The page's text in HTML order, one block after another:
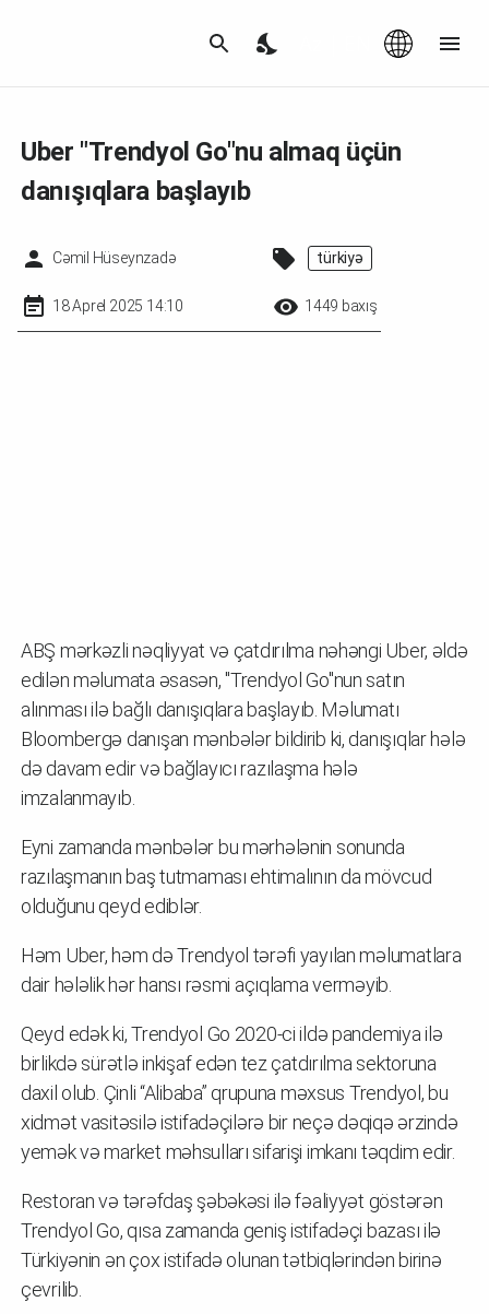
Uber "Trendyol Go"nu almaq üçün
danışıqlara başlayıb
Cəmil Hüseynzadə türkiyə
18 Aprel 2025 14:10 1449 baxış
ABŞ mərkəzli nəqliyyat və çatdırılma nəhəngi Uber, əldə
edilən məlumata əsasən, "Trendyol Go"nun satın
alınması ilə bağlı danışıqlara başlayıb. Məlumatı
Bloombergə danışan mənbələr bildirib ki, danışıqlar hələ
də davam edir və bağlayıcı razılaşma hələ
imzalanmayıb.
Eyni zamanda mənbələr bu mərhələnin sonunda
razılaşmanın baş tutmaması ehtimalının da mövcud
olduğunu qeyd ediblər.
Həm Uber, həm də Trendyol tərəfi yayılan məlumatlara
dair hələlik hər hansı rəsmi açıqlama verməyib.
Qeyd edək ki, Trendyol Go 2020-ci ildə pandemiya ilə
birlikdə sürətlə inkişaf edən tez çatdırılma sektoruna
daxil olub. Çinli “Alibaba” qrupuna məxsus Trendyol, bu
xidmət vasitəsilə istifadəçilərə bir neçə dəqiqə ərzində
yemək və market məhsulları sifarişi imkanı təqdim edir.
Restoran və tərəfdaş şəbəkəsi ilə fəaliyyət göstərən
Trendyol Go, qısa zamanda geniş istifadəçi bazası ilə
Türkiyənin ən çox istifadə olunan tətbiqlərindən birinə
çevrilib.